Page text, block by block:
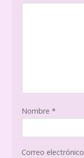
Nombre *
Correo electrónico